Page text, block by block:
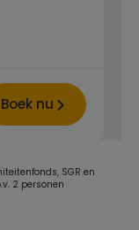
Boek nu
SGR en
2 personen